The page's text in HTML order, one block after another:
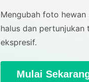
Mengubah foto
halus dan pertunjukan
ekspresif.
Mulai